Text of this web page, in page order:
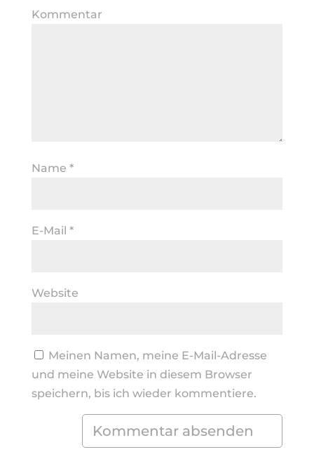
Kommentar
Name *
E-Mail *
Website
Meinen Namen, meine E-Mail-Adresse
und meine Website in diesem Browser
speichern, bis ich wieder kommentiere.